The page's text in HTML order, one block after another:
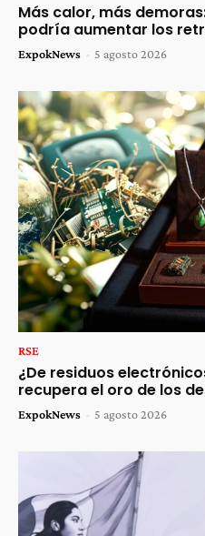
Más calor, más
podría aumentar los
ExpokNews - 5 agosto 2026
RSE
¿De residuos
recupera el oro de los
ExpokNews - 5 agosto 2026